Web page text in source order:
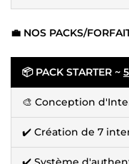
💼 NOS PACKS/
📦 PACK STARTER ~
🎨 Conception
✔️ Création de 7